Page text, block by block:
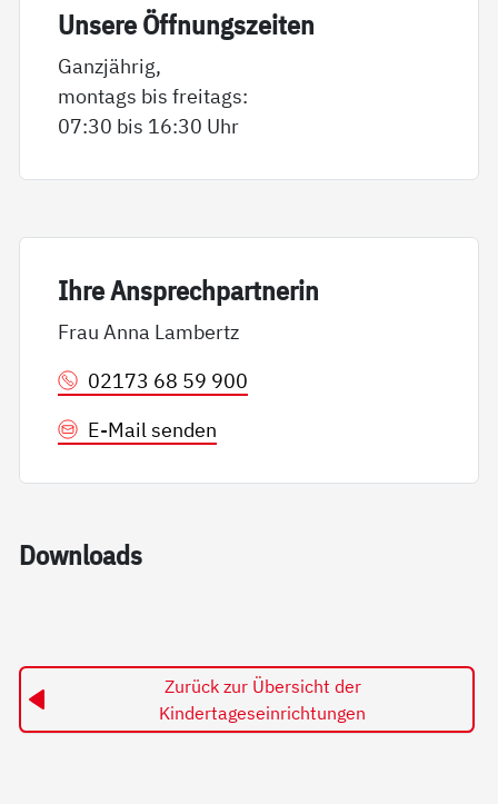
Un­se­re Öff­nungs­zei­ten
Ganzjährig,
montags bis freitags:
07:30 bis 16:30 Uhr
Ih­re An­sp­rech­part­ne­rin
Frau Anna Lambertz
02173 68 59 900
E-Mail senden
Down­loads
Zurück zur Übersicht der
Kindertageseinrichtungen